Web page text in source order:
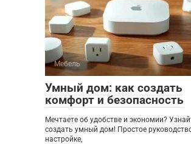
Мебель
Умный дом: как создать
комфорт и безопасность
Мечтаете об удобстве и экономии?
создать умный дом! Простое
настройке,